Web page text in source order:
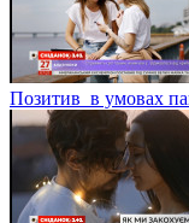
Позитив в умовах